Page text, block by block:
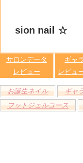
sion nail ☆
サロンデータ ギャ
レビュー
レビュ
お誕生ネイル ギャ
フットジェルコース